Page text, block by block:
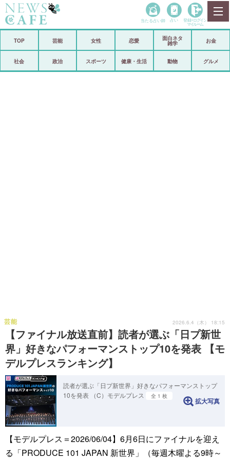
政治
当たる占い師 占い 登録• ログイン
マイルーム
TOP 芸能 女性 恋愛
面白ネタ
雑学
お金
社会 政治 スポーツ 健康・生活 動物 グルメ
【ファイナル放送直前】読者が選ぶ「日プ新世
界」好きなパフォーマンストップ10を発表 【モ
デルプレスランキング】
芸能 2026.6.4（木） 18:15
読者が選ぶ「日プ新世界」好きなパフォーマンストップ
10を発表 （C）モデルプレス
全 1 枚
拡大写真
【モデルプレス＝2026/06/04】6月6日にファイナルを迎え
る「PRODUCE 101 JAPAN 新世界」（毎週木曜よる9時～